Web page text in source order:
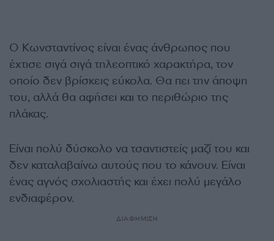
Ο Κωνσταντίνος είναι ένας άνθρωπος που
έχτισε σιγά σιγά τηλεοπτικό χαρακτήρα, τον
οποίο δεν βρίσκεις εύκολα. Θα πει την άποψη
του, αλλά θα αφήσει και το περιθώριο της
πλάκας.
Είναι πολύ δύσκολο να τσαντιστείς μαζί του και
δεν καταλαβαίνω αυτούς που το κάνουν. Είναι
ένας αγνός σχολιαστής και έχει πολύ μεγάλο
ενδιαφέρον.
ΔΙΑΦΗΜΙΣΗ